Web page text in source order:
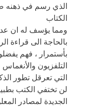
الذي رسم في ذهنه
الكتاب
ومما يؤسف له ان
بالحاجة الى قراءة
بأستمرار ، فهم
التلفزيون
التي تعرقل تطور
لن تختفي الكتب
الجديدة لمصادر